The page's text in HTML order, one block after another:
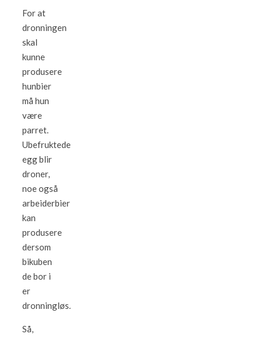
For at
dronningen
skal
kunne
produsere
hunbier
må hun
være
parret.
Ubefruktede
egg blir
droner,
noe også
arbeiderbier
kan
produsere
dersom
bikuben
de bor i
er
dronningløs.
Så,